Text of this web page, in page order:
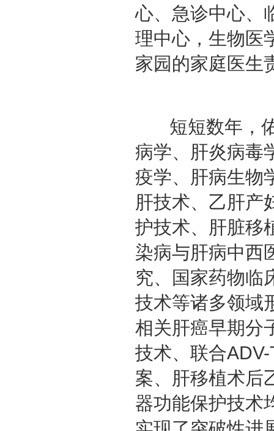
心、急诊中心、
理中心，生物医
家园的家庭医生
短短数年，佑
病学、肝炎病毒
疫学、肝病生物
肝技术、乙肝产
护技术、肝脏移
染病与肝病中西
究、国家药物临
技术等诸多领域
相关肝癌早期分
技术、联合
案、肝移植术后
器功能保护技术